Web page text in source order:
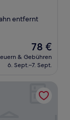
entfernt
Der
Preis
beträgt
78 €
& Gebühren
6. Sept.–7. Sept.